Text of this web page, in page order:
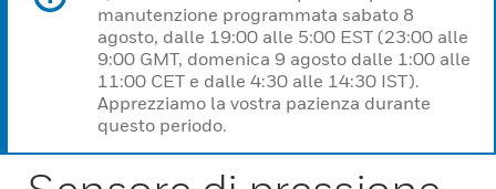
manutenzione programmata sabato 8
agosto, dalle 19:00 alle 5:00 EST (23:00 alle
9:00 GMT, domenica 9 agosto dalle 1:00 alle
11:00 CET e dalle 4:30 alle 14:30 IST).
Apprezziamo la vostra pazienza durante
questo periodo.